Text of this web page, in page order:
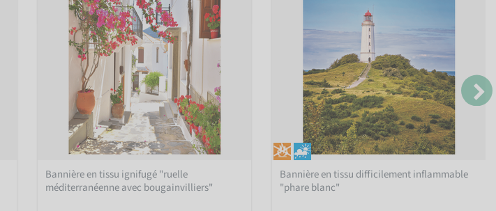
Bannière en tissu ignifugé "ruelle
méditerranéenne avec bougainvilliers"
Bannière en tissu difficilement inflammable
"phare blanc"